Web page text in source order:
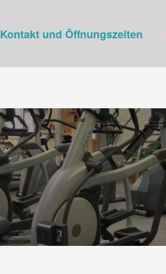
Kontakt und Öffnungszeiten